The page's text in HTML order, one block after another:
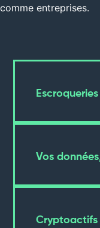
comme entreprises.
Vos
Cryptoactifs